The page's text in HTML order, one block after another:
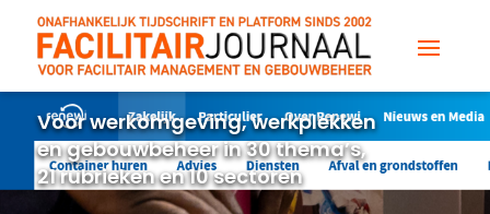
Voor werkomgeving, werkplekken
en gebouwbeheer in 30 thema’s,
21 rubrieken en 10 sectoren